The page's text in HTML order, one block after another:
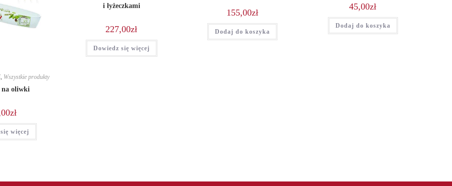
, Wszystkie produkty
na oliwki
zł
więcej
i łyżeczkami
227,00zł
Dowiedz się więcej
155,00zł
Dodaj do koszyka
45,00zł
Dodaj do koszyka